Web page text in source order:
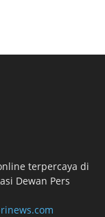
terpercaya di
Dewan Pers